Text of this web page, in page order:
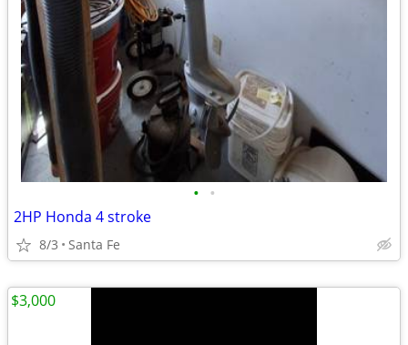
• •
2HP Honda 4 stroke
8/3 Santa Fe
$3,000